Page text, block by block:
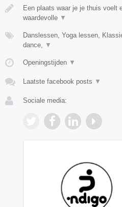
Een plaats waar je je thuis voelt
waardevolle ▼
Danslessen, Yoga lessen,
dance,
▼
Openingstijden ▼
Laatste facebook posts ▼
Sociale media: